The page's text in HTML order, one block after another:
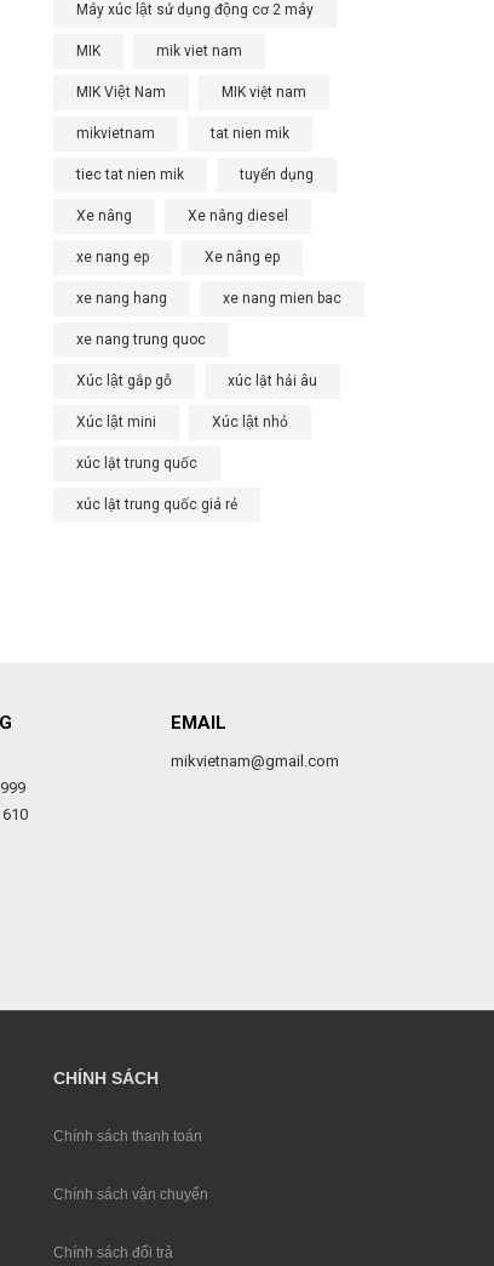
Máy xúc lật sử dụng động cơ 2 máy
MIK mik viet nam
MIK Việt Nam MIK việt nam
mikvietnam tat nien mik
tiec tat nien mik tuyển dụng
Xe nâng Xe nâng diesel
xe nang ep Xe nâng ep
xe nang hang xe nang mien bac
xe nang trung quoc
Xúc lật gắp gỗ xúc lật hải âu
Xúc lật mini Xúc lật nhỏ
xúc lật trung quốc
xúc lật trung quốc giá rẻ
EMAIL
mikvietnam@gmail.com
CHÍNH SÁCH
Chính sách thanh toán
Chính sách vận chuyển
Chính sách đổi trả